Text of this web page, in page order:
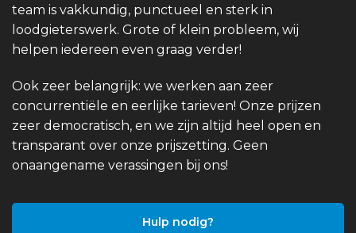
team is vakkundig, punctueel en sterk in
loodgieterswerk. Grote of klein probleem, wij
helpen iedereen even graag verder!
Ook zeer belangrijk: we werken aan zeer
concurrentiële en eerlijke tarieven! Onze prijzen
zeer democratisch, en we zijn altijd heel open en
transparant over onze prijszetting. Geen
onaangename verassingen bij ons!
Hulp nodig?